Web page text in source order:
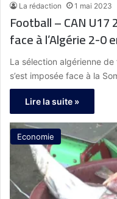
La rédaction 1 mai 2023
Football – CAN U17
face à l’Algérie 2-0
La sélection algérienne
s’est imposée face à la
Lire la suite »
Economie